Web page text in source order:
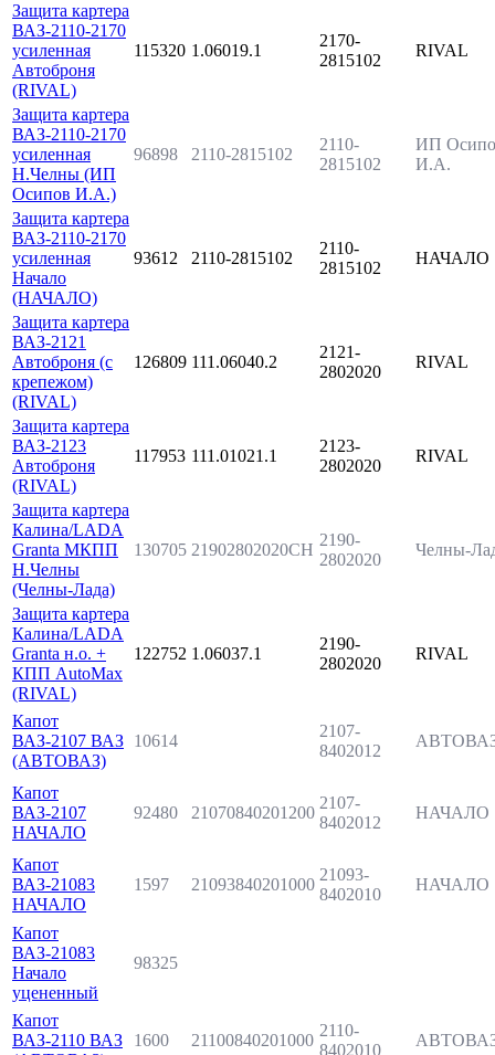
Защита картера
ВАЗ-2110-2170
усиленная
Автоброня
(RIVAL)
115320 1.06019.1
2170-
2815102
RIVAL
Защита картера
ВАЗ-2110-2170
усиленная
Н.Челны (ИП
Осипов И.А.)
96898 2110-2815102
2110-
2815102
ИП
И.А.
Защита картера
ВАЗ-2110-2170
усиленная
Начало
(НАЧАЛО)
93612 2110-2815102
2110-
2815102
НАЧАЛО
Защита картера
ВАЗ-2121
Автоброня (с
крепежом)
(RIVAL)
126809 111.06040.2
2121-
2802020
RIVAL
Защита картера
ВАЗ-2123
Автоброня
(RIVAL)
117953 111.01021.1
2123-
2802020
RIVAL
Защита картера
Калина/LADA
Granta МКПП
Н.Челны
(Челны-Лада)
130705 21902802020CH
2190-
2802020
Челны-
Защита картера
Калина/LADA
Granta н.о. +
КПП AutoMax
(RIVAL)
122752 1.06037.1
2190-
2802020
RIVAL
Капот
ВАЗ-2107 ВАЗ
(АВТОВАЗ)
10614
2107-
8402012
Капот
ВАЗ-2107
НАЧАЛО
92480 21070840201200
2107-
8402012
НАЧАЛО
Капот
ВАЗ-21083
НАЧАЛО
1597 21093840201000
21093-
8402010
НАЧАЛО
Капот
ВАЗ-21083
Начало
уцененный
98325
Капот
ВАЗ-2110 ВАЗ
1600 21100840201000
2110-
8402010